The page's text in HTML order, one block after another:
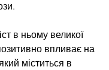
в ньому великої
впливає на
міститься в